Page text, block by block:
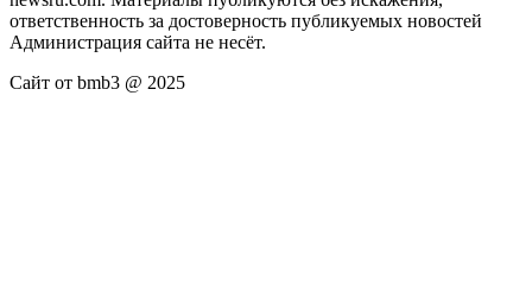
ответственность за достоверность публикуемых новостей
Администрация сайта не несёт.
Сайт от bmb3 @ 2025